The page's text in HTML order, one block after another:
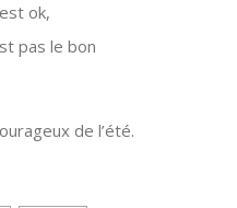
ok,
pas le bon
de l’été.